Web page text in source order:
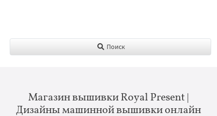
Поиск
Магазин вышивки Royal Present |
Дизайны машинной вышивки онлайн